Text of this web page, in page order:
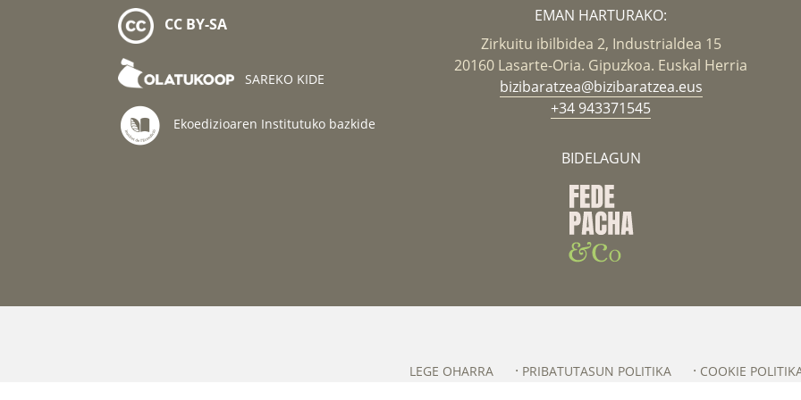
CC BY-SA
SAREKO KIDE
Ekoedizioaren Institutuko bazkide
EMAN HARTURAKO:
Zirkuitu ibilbidea 2, Industrialdea 15
20160 Lasarte-Oria. Gipuzkoa. Euskal Herria
bizibaratzea@bizibaratzea.eus
+34 943371545
BIDELAGUN
LEGE OHARRA PRIBATUTASUN POLITIKA COOKIE